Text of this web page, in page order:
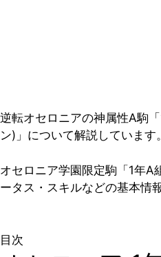
逆転オセロニアの神属性A駒
ン)」について解説しています。
オセロニア学園限定駒「1年A
ータス・スキルなどの基本情
目次